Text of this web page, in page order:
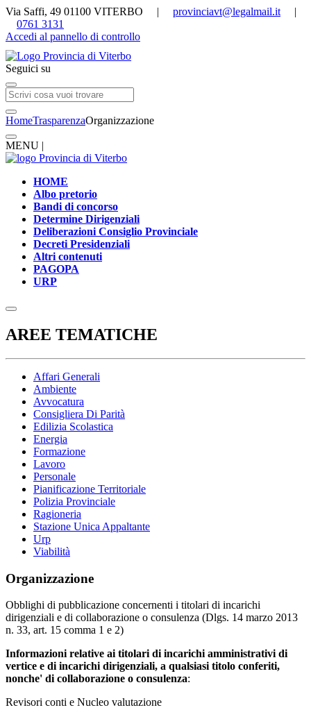
Via Saffi, 49 01100 VITERBO | provinciavt@legalmail.it |
0761 3131
Accedi al pannello di controllo
Seguici su
HomeTrasparenzaOrganizzazione
MENU |
HOME
Albo pretorio
Bandi di concorso
Determine Dirigenziali
Deliberazioni Consiglio Provinciale
Decreti Presidenziali
Altri contenuti
PAGOPA
URP
AREE TEMATICHE
Affari Generali
Ambiente
Avvocatura
Consigliera Di Parità
Edilizia Scolastica
Energia
Formazione
Lavoro
Personale
Pianificazione Territoriale
Polizia Provinciale
Ragioneria
Stazione Unica Appaltante
Urp
Viabilità
Organizzazione
Obblighi di pubblicazione concernenti i titolari di incarichi
dirigenziali e di collaborazione o consulenza (Dlgs. 14 marzo 2013
n. 33, art. 15 comma 1 e 2)
Informazioni relative ai titolari di incarichi amministrativi di
vertice e di incarichi dirigenziali, a qualsiasi titolo conferiti,
nonche' di collaborazione o consulenza:
Revisori conti e Nucleo valutazione